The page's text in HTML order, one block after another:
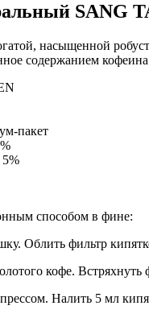
SANG
насыщенной
содержанием
пакет
5%
способом в фине:
Облить фильтр
кофе. Встряхнуть
Налить 5 мл